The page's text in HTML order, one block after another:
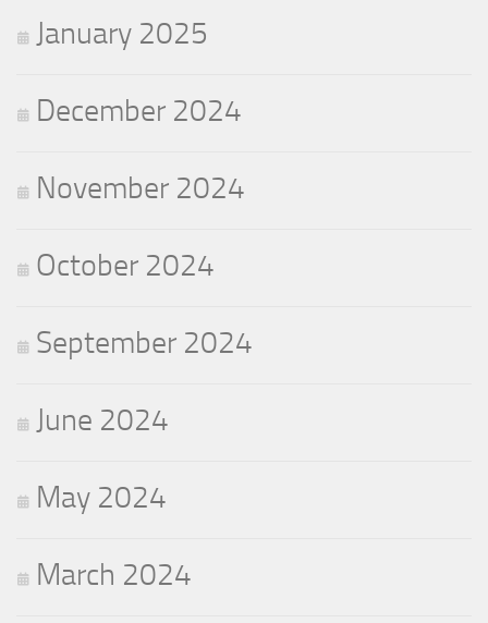
January 2025
December 2024
November 2024
October 2024
September 2024
June 2024
May 2024
March 2024